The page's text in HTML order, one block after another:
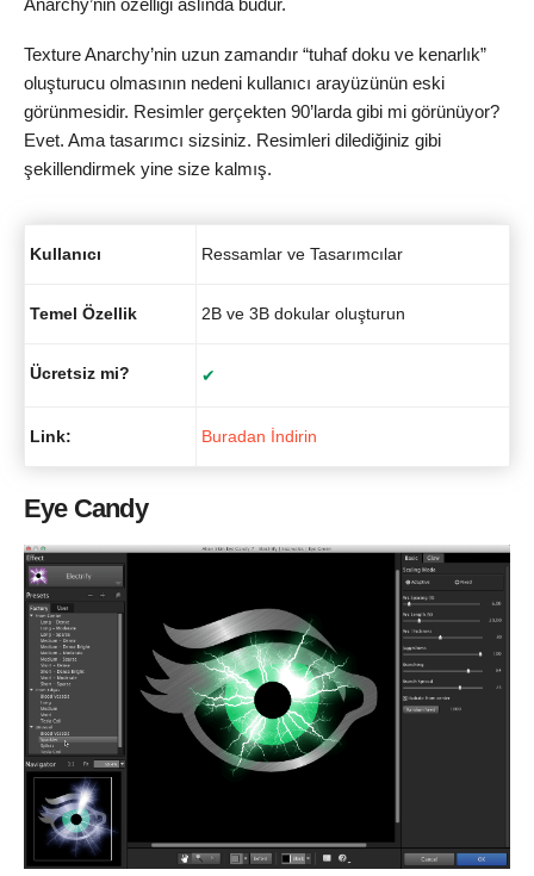
Texture Anarchy’nin uzun zamandır “tuhaf doku ve kenarlık”
oluşturucu olmasının nedeni kullanıcı arayüzünün eski
görünmesidir. Resimler gerçekten 90’larda gibi mi görünüyor?
Evet. Ama tasarımcı sizsiniz. Resimleri dilediğiniz gibi
şekillendirmek yine size kalmış.
Kullanıcı Ressamlar ve Tasarımcılar
Temel Özellik 2B ve 3B dokular oluşturun
Ücretsiz mi? ✔
Link: Buradan İndirin
Eye Candy